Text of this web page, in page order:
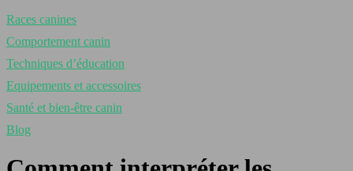
Races canines
Comportement canin
Techniques d’éducation
Equipements et accessoires
Santé et bien-être canin
Blog